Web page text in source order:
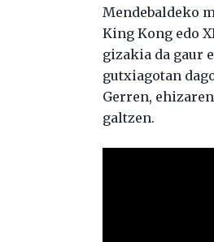
Mendebaldeko
King Kong edo
gizakia da gaur
gutxiagotan
Gerren,
galtzen.